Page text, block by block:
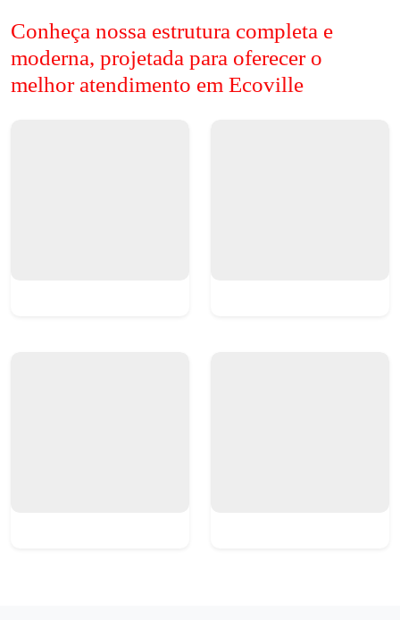
Conheça nossa estrutura completa e
moderna, projetada para oferecer o
melhor atendimento em Ecoville